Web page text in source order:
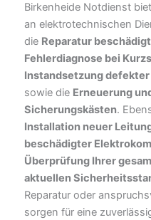
Birkenheide Notdienst
an elektrotechnischen
die Reparatur
Fehlerdiagnose bei
Instandsetzung
sowie die Erneuerung
Sicherungskästen.
Installation neuer
beschädigter
Überprüfung Ihrer
aktuellen
Reparatur oder
sorgen für eine